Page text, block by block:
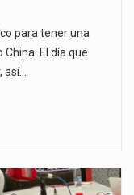
para tener una
El día que
así…